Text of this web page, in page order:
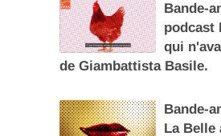
Bande-
podcast
qui
de Giambattista Basile.
Bande-
La Belle